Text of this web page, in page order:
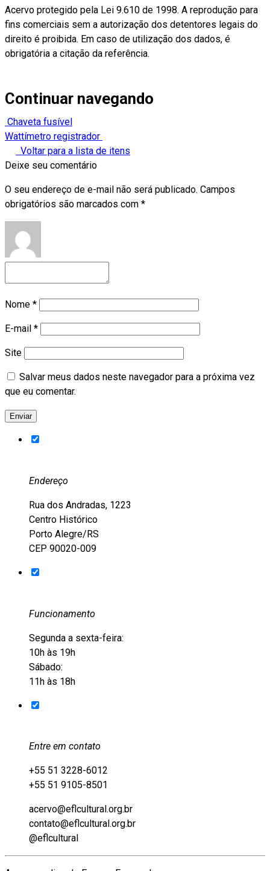
Acervo protegido pela Lei 9.610 de 1998. A reprodução para
fins comerciais sem a autorização dos detentores legais do
direito é proibida. Em caso de utilização dos dados, é
obrigatória a citação da referência.
Continuar navegando
Chaveta fusível
Wattímetro registrador
Voltar para a lista de itens
Deixe seu comentário
O seu endereço de e-mail não será publicado. Campos
obrigatórios são marcados com *
Nome *
E-mail *
Site
Salvar meus dados neste navegador para a próxima vez
que eu comentar.
Endereço
Rua dos Andradas, 1223
Centro Histórico
Porto Alegre/RS
CEP 90020-009
Funcionamento
Segunda a sexta-feira:
10h às 19h
Sábado:
11h às 18h
Entre em contato
+55 51 3228-6012
+55 51 9105-8501
acervo@eflcultural.org.br
contato@eflcultural.org.br
@eflcultural